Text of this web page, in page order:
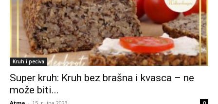
Kruh i peciva
Super kruh: Kruh bez brašna i kvasca – ne
može biti...